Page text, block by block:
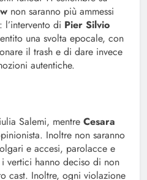
non saranno più ammessi
di Pier Silvio
una svolta epocale, con
il trash e di dare invece
autentiche.
Salemi, mentre Cesara
Inoltre non saranno
e accesi, parolacce e
vertici hanno deciso di non
cast. Inoltre, ogni violazione